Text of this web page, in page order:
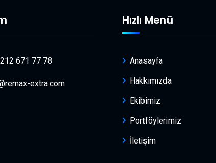
671 77 78
extra.com
Hızlı Menü
Anasayfa
Hakkımızda
Ekibimiz
Portföylerimiz
İletişim